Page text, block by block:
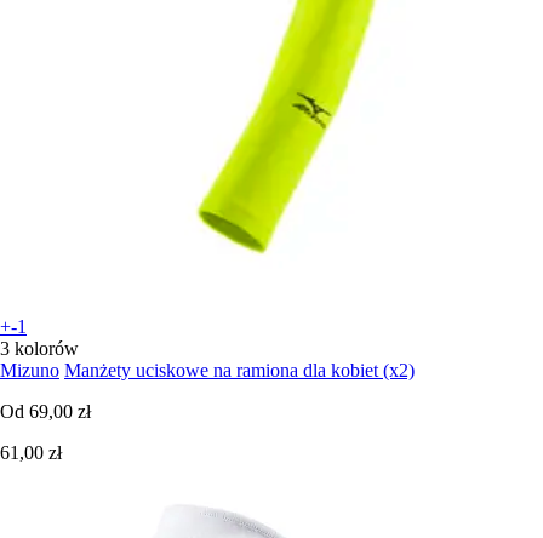
+-1
3 kolorów
Mizuno Manżety uciskowe na ramiona dla kobiet (x2)
Od 69,00 zł
61,00 zł